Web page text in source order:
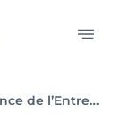
Manager des Risques et de l’Assurance de l’Entreprise – Alternance en formation à distance